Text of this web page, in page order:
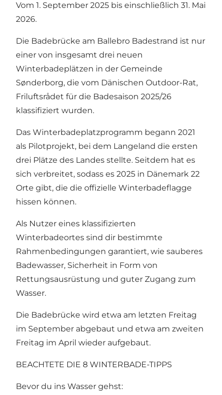
Vom 1. September 2025 bis einschließlich 31. Mai
2026.
Die Badebrücke am Ballebro Badestrand ist nur
einer von insgesamt drei neuen
Winterbadeplätzen in der Gemeinde
Sønderborg, die vom Dänischen Outdoor-Rat,
Friluftsrådet für die Badesaison 2025/26
klassifiziert wurden.
Das Winterbadeplatzprogramm begann 2021
als Pilotprojekt, bei dem Langeland die ersten
drei Plätze des Landes stellte. Seitdem hat es
sich verbreitet, sodass es 2025 in Dänemark 22
Orte gibt, die die offizielle Winterbadeflagge
hissen können.
Als Nutzer eines klassifizierten
Winterbadeortes sind dir bestimmte
Rahmenbedingungen garantiert, wie sauberes
Badewasser, Sicherheit in Form von
Rettungsausrüstung und guter Zugang zum
Wasser.
Die Badebrücke wird etwa am letzten Freitag
im September abgebaut und etwa am zweiten
Freitag im April wieder aufgebaut.
BEACHTETE DIE 8 WINTERBADE-TIPPS
Bevor du ins Wasser gehst: